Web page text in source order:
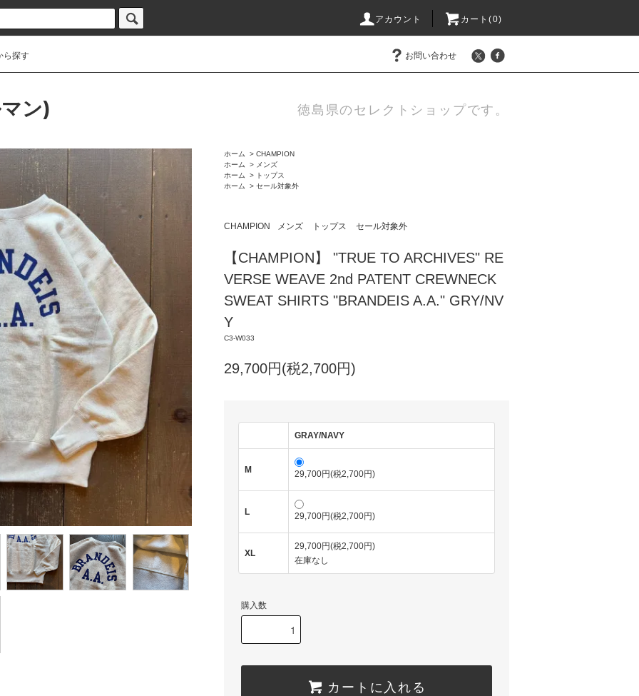
アカウント カート(0)
ら探す お問い合わせ
ン) 徳島県のセレクトショップです。
ホーム > CHAMPION
ホーム
> メンズ
ホーム
> トップス
ホーム
> セール対象外
CHAMPION メンズ トップス セール対象外
【CHAMPION】 "TRUE TO ARCHIVES" RE
VERSE WEAVE 2nd PATENT CREWNECK
SWEAT SHIRTS "BRANDEIS A.A." GRY/NV
Y
C3-W033
29,700円(税2,700円)
GRAY/NAVY
M 29,700円(税2,700円)
L 29,700円(税2,700円)
XL
29,700円(税2,700円)
在庫なし
購入数
カートに入れる